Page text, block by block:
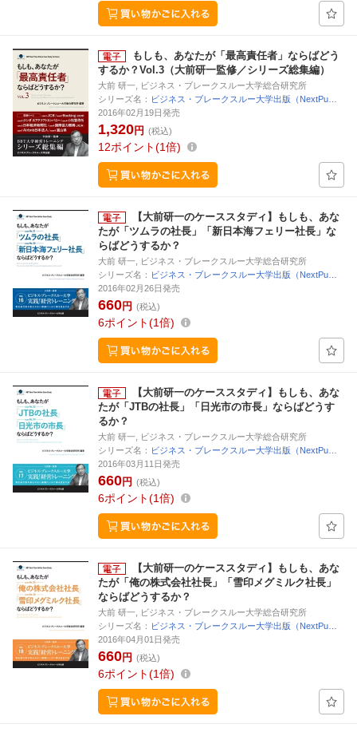
もしも、あなたが「最高責任者」ならばどう
するか？Vol.3（大前研一監修／シリーズ総集編）
大前 研一, ビジネス・ブレークスルー大学総合研究所
シリーズ名： ビジネス・ブレークスルー大学出版（NextPu…
2016年02月19日発売
1,320円 (税込)
12ポイント 1倍
【大前研一のケーススタディ】もしも、あな
たが「ツムラの社長」「新日本海フェリー社長」な
らばどうするか？
大前 研一, ビジネス・ブレークスルー大学総合研究所
シリーズ名： ビジネス・ブレークスルー大学出版（NextPu…
2016年02月26日発売
660円 (税込)
6ポイント 1倍
【大前研一のケーススタディ】もしも、あな
たが「JTBの社長」「日光市の市長」ならばどうす
るか？
大前 研一, ビジネス・ブレークスルー大学総合研究所
シリーズ名： ビジネス・ブレークスルー大学出版（NextPu…
2016年03月11日発売
660円 (税込)
6ポイント 1倍
【大前研一のケーススタディ】もしも、あな
たが「俺の株式会社社長」「雪印メグミルク社長」
ならばどうするか？
大前 研一, ビジネス・ブレークスルー大学総合研究所
シリーズ名： ビジネス・ブレークスルー大学出版（NextPu…
2016年04月01日発売
660円 (税込)
6ポイント 1倍